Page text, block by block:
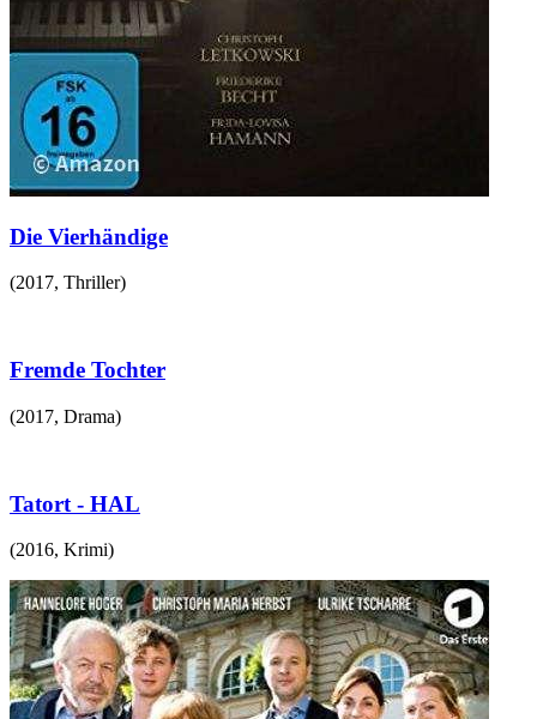
Die Vierhändige
(2017, Thriller)
Fremde Tochter
(2017, Drama)
Tatort - HAL
(2016, Krimi)